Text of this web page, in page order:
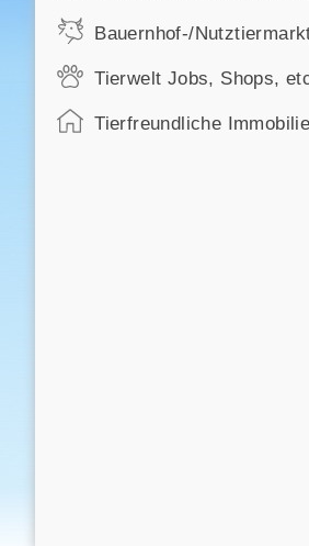
Bauernhof-/
Tierwelt Jobs, Shops,
Tierfreundliche